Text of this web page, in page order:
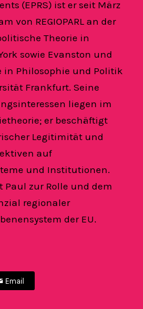
(EPRS) ist er seit März
von REGIOPARL an der
Theorie in
sowie Evanston und
in Philosophie und Politik
Frankfurt. Seine
liegen im
er beschäftigt
Legitimität und
auf
und Institutionen.
Paul zur Rolle und dem
regionaler
der EU.
Email